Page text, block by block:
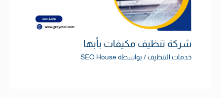
شركة تنظيف مكيفات بأبها
خدمات التنظيف/ بواسطة SEO House